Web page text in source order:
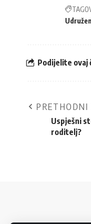
Podijelite ovaj
Uspješni
roditelj?